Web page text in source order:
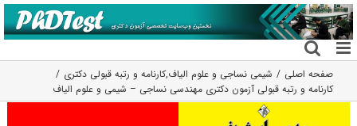
رفتن
به
محتوا
صفحه اصلی شیمی نساجی و علوم الیاف,کارنامه و رتبه قبولی دکتری
کارنامه و رتبه قبولی آزمون دکتری مهندسی نساجی – شیمی و علوم الیاف